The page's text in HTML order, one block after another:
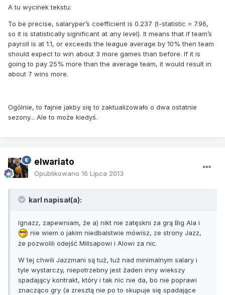
A tu wycinek tekstu:
To be precise, salaryper’s coefficient is 0.237 (t-statistic = 7.96,
so it is statistically significant at any level). It means that if team’s
payroll is at 1.1, or exceeds the league average by 10% then team
should expect to win about 3 more games than before. If it is
going to pay 25% more than the average team, it would result in
about 7 wins more.
Ogólnie, to fajnie jakby się to zaktualizowało o dwa ostatnie
sezony... Ale to może kiedyś.
elwariato
Opublikowano 16 Lipca 2013
karl napisał(a):
Ignazz, zapewniam, że a) nikt nie zatęskni za grą Big Ala i
nie wiem o jakim niedbalstwie mówisz, ze strony Jazz,
że pozwolili odejść Millsapowi i Alowi za nic.
W tej chwili Jazzmani są tuż, tuż nad minimalnym salary i
tyle wystarczy, niepotrzebny jest żaden inny wiekszy
spadający kontrakt, który i tak nic nie da, bo nie poprawi
znacząco gry (a zresztą nie po to skupuje się spadające